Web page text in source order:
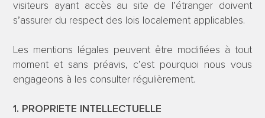
visiteurs ayant accès au site de l’étranger doivent
s’assurer du respect des lois localement applicables.
Les mentions légales peuvent être modifiées à tout
moment et sans préavis, c’est pourquoi nous vous
engageons à les consulter régulièrement.
1. PROPRIETE INTELLECTUELLE